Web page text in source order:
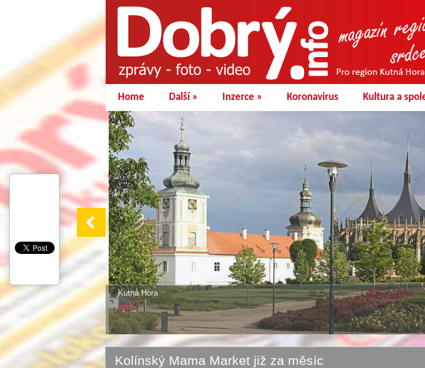
Home Další » Inzerce » Koronavirus Kultura a
Čáslav
Kolínský Mama Market již za měsíc